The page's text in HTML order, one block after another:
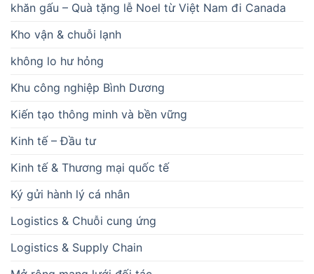
khăn gấu – Quà tặng lễ Noel từ Việt Nam đi Canada
Kho vận & chuỗi lạnh
không lo hư hỏng
Khu công nghiệp Bình Dương
Kiến tạo thông minh và bền vững
Kinh tế – Đầu tư
Kinh tế & Thương mại quốc tế
Ký gửi hành lý cá nhân
Logistics & Chuỗi cung ứng
Logistics & Supply Chain